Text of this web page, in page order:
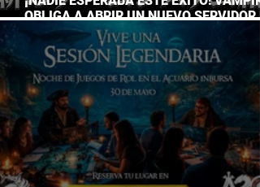
OBLIGA A ABRIR UN NUEVO SERVIDOR
JAPÓN A SOLO DOS DÍAS DE SU
LANZAMIENTO